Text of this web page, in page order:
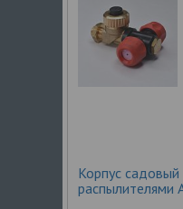
Корпус
распылителями